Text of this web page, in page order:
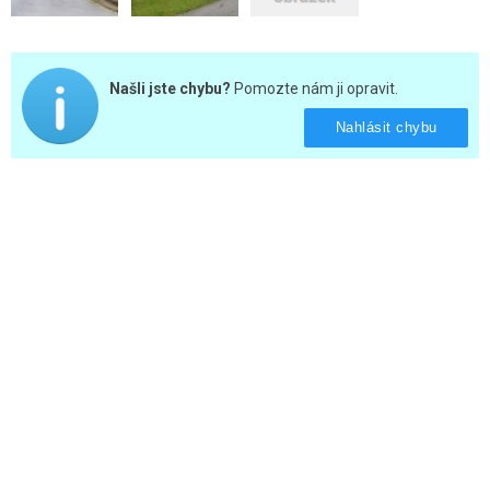
Našli jste chybu? Pomozte nám ji opravit.
Nahlásit chybu